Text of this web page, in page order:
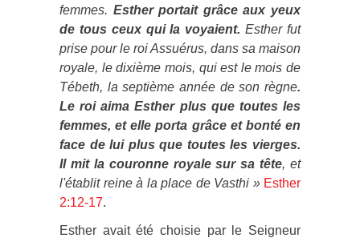
femmes. Esther portait grâce aux yeux
de tous ceux qui la voyaient.Esther fut
prise pour le roi Assuérus, dans sa maison
royale, le dixième mois, qui est le mois de
Tébeth, la septième année de son règne.
Le roi aima Esther plus que toutes les
femmes, et elle porta grâce et bonté en
face de lui plus que toutes les vierges.
Il mit la couronne royale sur sa tête, et
l'établit reine à la place de Vasthi » Esther
2:12-17.
Esther avait été choisie par le Seigneur